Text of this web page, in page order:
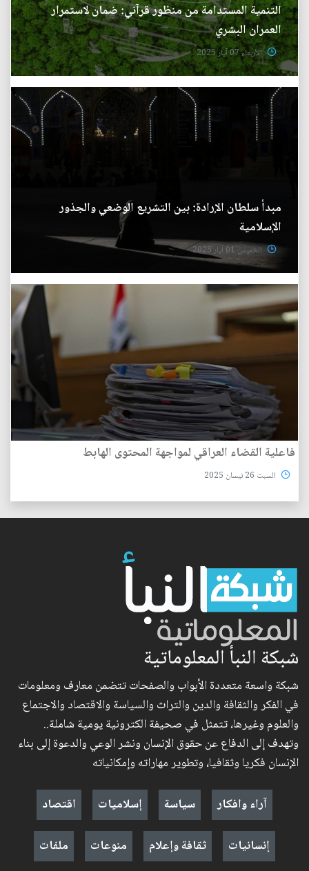
التنمية المستدامة من منظور قرآني: ضمان لاستمرار
العمران البشري
الأربعاء 07 آيار 2025
مبدأ سلطان الإرادة: بين التشريع الوضعي والجذور
الإسلامية
الخميس 01 آيار 2025
فاعلية القضاء العراقي لمواجهة المحتوى الهابط
السبت 26 نيسان 2025
شبكة النبأ المعلوماتية
شبكة واسعة متعددة الأبواب والصفحات تتضمن معارف ومعلومات
في الفكر والثقافة والدين والتراث والسياسة والاقتصاد والاجتماع
والعلوم وغيرها، تتمثل في صحيفة الكترونية يومية شاملة..
وتهدف إلى الدفاع عن حقوق الإنسان ونشر الوعي والدعوة إلى بناء
الإنسان فكريا وثقافيا، وتطوير مهاراته وإمكانياته
آراء وافكار
سياسة إسلاميات
اقتصاد
إنسانيات
ثقافة وإعلام منوعات ملفات